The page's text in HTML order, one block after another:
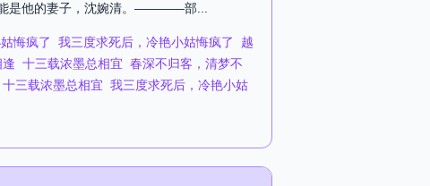
是他的妻子，沈婉清。————部...
悔疯了 我三度求死后，冷艳小姑悔疯了
越
十三载浓墨总相宜 春深不归客，清梦不
十三载浓墨总相宜 我三度求死后，冷艳小姑